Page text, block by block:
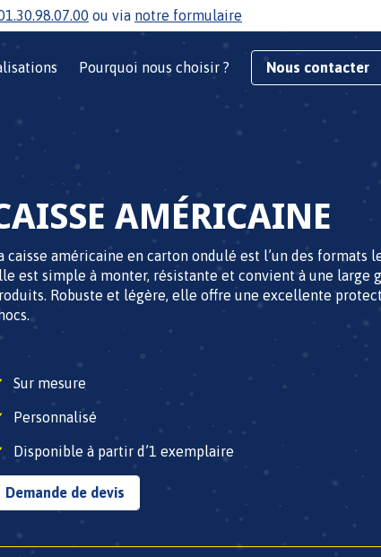
ou via notre formulaire
Pourquoi nous choisir ? Nous contacter
AMÉRICAINE
caisse américaine en carton ondulé est l’un des formats
est simple à monter, résistante et convient à une large
Robuste et légère, elle offre une excellente
Sur mesure
Personnalisé
Disponible à partir d’1 exemplaire
Demande de devis